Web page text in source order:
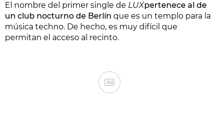
El nombre del primer single de LUXpertenece al de
un club nocturno de Berlín que es un templo para la
música techno. De hecho, es muy difícil que
permitan el acceso al recinto.
Ad